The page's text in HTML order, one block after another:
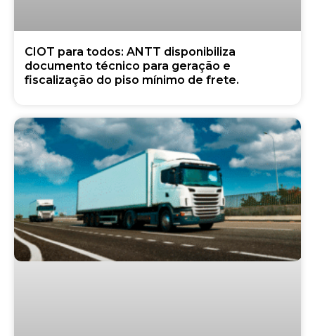
CIOT para todos: ANTT disponibiliza
documento técnico para geração e
fiscalização do piso mínimo de frete.